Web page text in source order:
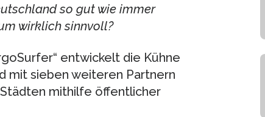
so gut wie immer
wirklich sinnvoll?
entwickelt die Kühne
mit sieben weiteren Partnern
mithilfe öffentlicher